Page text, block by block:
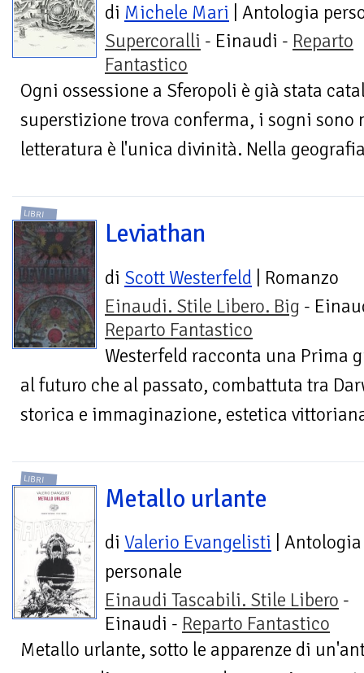
di Michele Mari | Antologia
Supercoralli - Einaudi - Reparto
Fantastico
Ogni ossessione a Sferopoli è già stata
superstizione trova conferma, i sogni sono
letteratura è l'unica divinità. Nella
LIBRI
Leviathan
di Scott Westerfeld | Romanzo
Einaudi. Stile Libero. Big -
Reparto Fantastico
Westerfeld racconta una Prima
al futuro che al passato, combattuta tra
storica e immaginazione, estetica
LIBRI
Metallo urlante
di Valerio Evangelisti | Antologia
personale
Einaudi Tascabili. Stile Libero -
Einaudi - Reparto Fantastico
Metallo urlante, sotto le apparenze di